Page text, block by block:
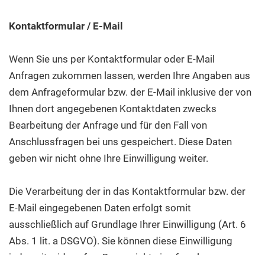
Kontaktformular / E-Mail
Wenn Sie uns per Kontaktformular oder E-Mail
Anfragen zukommen lassen, werden Ihre Angaben aus
dem Anfrageformular bzw. der E-Mail inklusive der von
Ihnen dort angegebenen Kontaktdaten zwecks
Bearbeitung der Anfrage und für den Fall von
Anschlussfragen bei uns gespeichert. Diese Daten
geben wir nicht ohne Ihre Einwilligung weiter.
Die Verarbeitung der in das Kontaktformular bzw. der
E-Mail eingegebenen Daten erfolgt somit
ausschließlich auf Grundlage Ihrer Einwilligung (Art. 6
Abs. 1 lit. a DSGVO). Sie können diese Einwilligung